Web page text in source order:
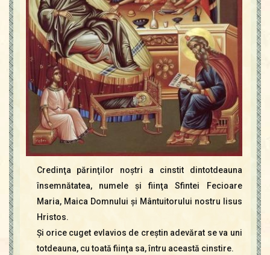
Credinţa părinţilor noştri a cinstit dintotdeauna
însemnătatea, numele şi fiinţa Sfintei Fecioare
Maria, Maica Domnului şi Mântuitorului nostru Iisus
Hristos.
Şi orice cuget evlavios de creştin adevărat se va uni
totdeauna, cu toată fiinţa sa, întru această cinstire.